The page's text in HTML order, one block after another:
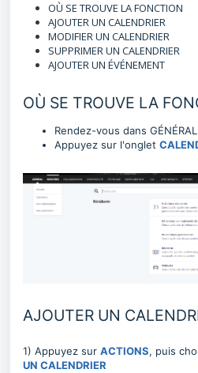
OÙ SE TROUVE LA FONCTION
AJOUTER UN CALENDRIER
MODIFIER UN CALENDRIER
SUPPRIMER UN CALENDRIER
AJOUTER UN ÉVÉNEMENT
OÙ SE TROUVE LA
Rendez-vous dans GÉNÉRAL
Appuyez sur l'onglet
AJOUTER UN
1) Appuyez sur ACTIONS, puis
UN CALENDRIER